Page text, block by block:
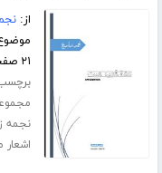
از:
۲۱ صفحه
نجمه
اشعار